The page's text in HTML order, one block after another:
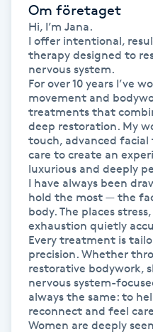
Hollywood Peel
Hot Stone Massage
Hot yoga
Hudföryngring
Huduppstramning
Hudvård
Hyaluronsyra
Hyperhidros
Om företaget
Hi, I’m Jana.
I offer intentional,
therapy designed to
nervous system.
For over 10 years I’ve
movement and
treatments that
deep restoration. My
touch, advanced
care to create an
luxurious and deeply
I have always been
hold the most — the
body. The places
exhaustion quietly
Every treatment is
precision. Whether
restorative bodywork,
nervous system-
always the same: to
reconnect and feel
Women are deeply